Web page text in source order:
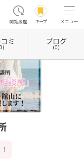
閲覧履歴 キープ メニュー
千葉・結婚相談所
ミ ブログ
(0)